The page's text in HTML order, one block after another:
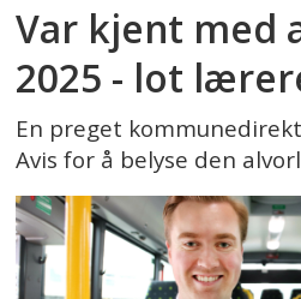
Var kjent med
2025 - lot
En preget
Avis for å belyse den